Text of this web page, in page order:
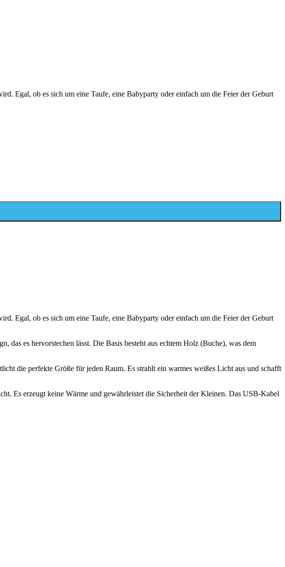
Egal, ob es sich um eine Taufe, eine Babyparty oder einfach um die Feier der Geburt
Egal, ob es sich um eine Taufe, eine Babyparty oder einfach um die Feier der Geburt
das es hervorstechen lässt. Die Basis besteht aus echtem Holz (Buche), was dem
die perfekte Größe für jeden Raum. Es strahlt ein warmes weißes Licht aus und schafft
Es erzeugt keine Wärme und gewährleistet die Sicherheit der Kleinen. Das USB-Kabel